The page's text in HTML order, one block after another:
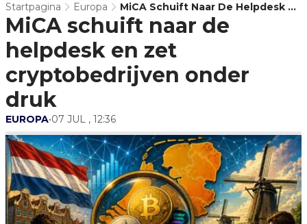
Startpagina Europa
MiCA Schuift Naar De Helpdesk En
Zet Cryptobedrijven Onder Druk
MiCA schuift naar de
helpdesk en zet
cryptobedrijven onder
druk
EUROPA•07 JUL , 12:36